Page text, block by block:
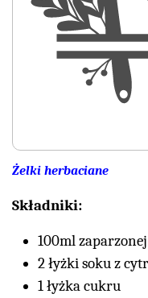
Żelki herbaciane
Składniki:
100ml
2 łyżki soku z
1 łyżka cukru